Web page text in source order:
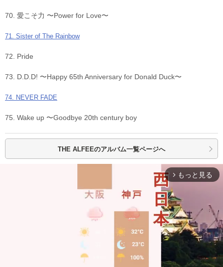
70. 愛こそ力 〜Power for Love〜
71. Sister of The Rainbow
72. Pride
73. D.D.D! 〜Happy 65th Anniversary for Donald Duck〜
74. NEVER FADE
75. Wake up 〜Goodbye 20th century boy
THE ALFEEのアルバム一覧ページへ
arrow_forward_ios もっと見る